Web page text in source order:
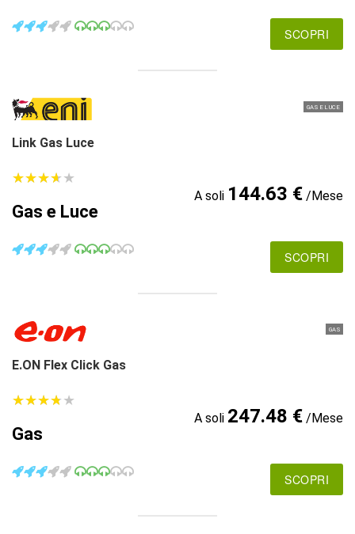
SCOPRI
GAS E LUCE
Link Gas Luce
★★★★★
★★★★★
Gas e Luce
A soli 144.63 €/Mese
SCOPRI
GAS
E.ON Flex Click Gas
★★★★★
★★★★★
Gas
A soli 247.48 €/Mese
SCOPRI